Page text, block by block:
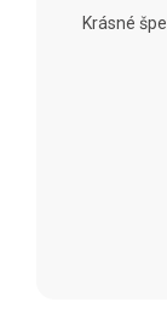
Krásné